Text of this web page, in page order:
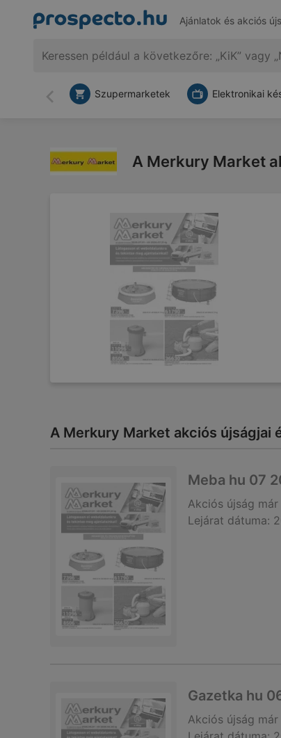
Ajánlatok és akciós
Vissza
Szupermarketek Elektronikai
A Merkury Market
A Merkury Market akciós újságjai
Meba hu 07
Akciós újság
Lejárat dátuma:
Gazetka hu
Akciós újság